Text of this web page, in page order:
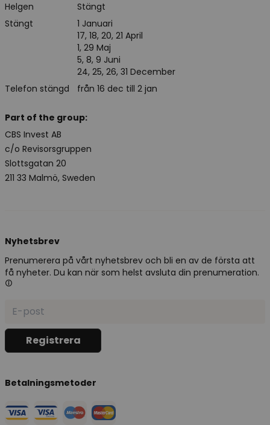
Helgen
Stängt
Stängt
Telefon stängd
1 Januari
17, 18, 20, 21 April
1, 29 Maj
5, 8, 9 Juni
24, 25, 26, 31 December
från 16 dec till 2 jan
Part of the group:
CBS Invest AB
c/o Revisorsgruppen
Slottsgatan 20
211 33 Malmö, Sweden
Nyhetsbrev
Prenumerera på vårt nyhetsbrev och bli en av de första att
få nyheter. Du kan när som helst avsluta din prenumeration.
Betalningsmetoder